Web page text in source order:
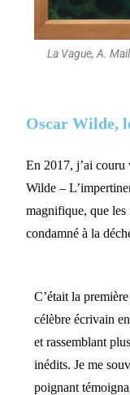
La Vague, A.
Oscar Wilde,
En 2017, j’ai couru
Wilde –
magnifique, que
condamné à la
C’était la
célèbre écrivain
et rassemblant
inédits. Je me
poignant